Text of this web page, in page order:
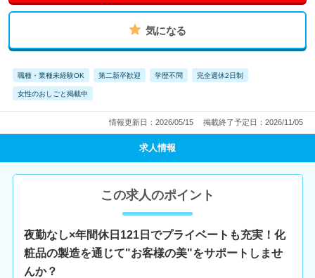
気になる
職種・業種未経験OK 第二新卒歓迎 学歴不問 完全週休2日制
女性のおしごと掲載中
情報更新日：2026/05/15 掲載終了予定日：2026/11/05
求人情報
この求人のポイント
夜勤なし×年間休日121日でプライベートも充実！化
粧品の製造を通じて"お客様の美"をサポートしませ
んか？